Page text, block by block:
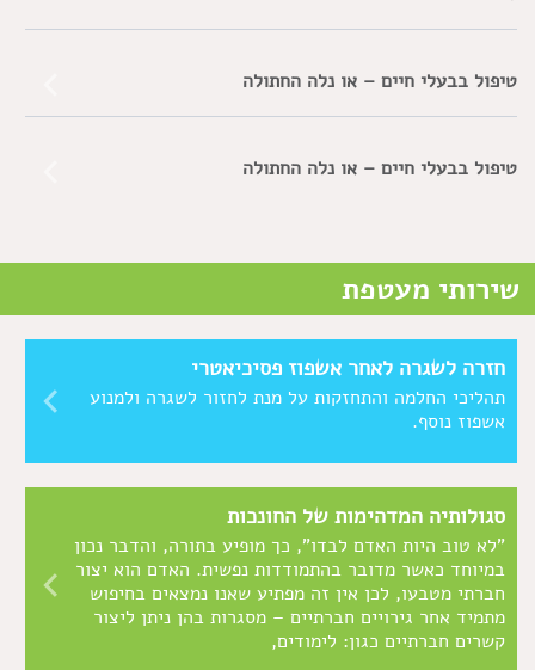
טיפול בבעלי חיים – או נלה החתולה
טיפול בבעלי חיים – או נלה החתולה
שירותי מעטפת
חזרה לשגרה לאחר אשפוז פסיכיאטרי
תהליכי החלמה והתחזקות על מנת לחזור לשגרה ולמנוע
אשפוז נוסף.
סגולותיה המדהימות של החונכות
"לא טוב היות האדם לבדו", כך מופיע בתורה, והדבר נכון
במיוחד כאשר מדובר בהתמודדות נפשית. האדם הוא יצור
חברתי מטבעו, לכן אין זה מפתיע שאנו נמצאים בחיפוש
מתמיד אחר גירויים חברתיים – מסגרות בהן ניתן ליצור
קשרים חברתיים כגון: לימודים,